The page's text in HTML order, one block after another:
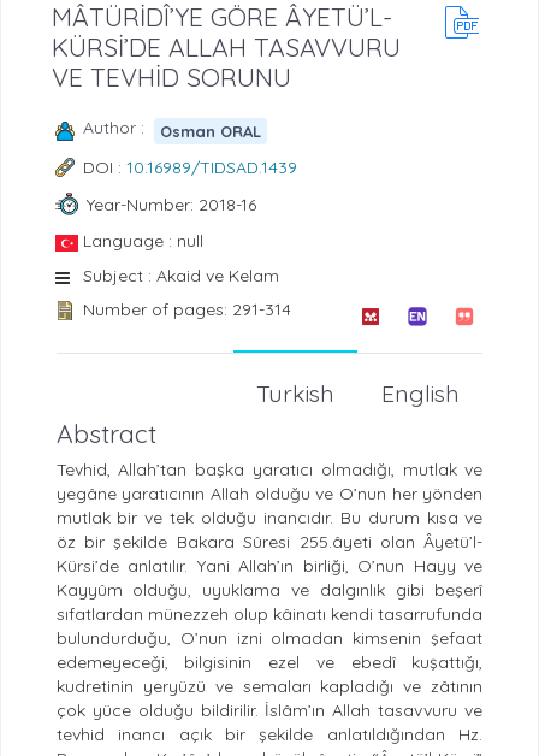
MÂTÜRİDÎ’YE GÖRE ÂYETÜ’L-
KÜRSİ’DE ALLAH TASAVVURU
VE TEVHİD SORUNU
Author : Osman ORAL
DOI : 10.16989/TIDSAD.1439
Year-Number: 2018-16
Language : null
Subject : Akaid ve Kelam
Number of pages: 291-314
English
Turkish
Abstract
Tevhid, Allah’tan başka yaratıcı olmadığı, mutlak ve
yegâne yaratıcının Allah olduğu ve O’nun her yönden
mutlak bir ve tek olduğu inancıdır. Bu durum kısa ve
öz bir şekilde Bakara Sûresi 255.âyeti olan Âyetü’l-
Kürsi’de anlatılır. Yani Allah’ın birliği, O’nun Hayy ve
Kayyûm olduğu, uyuklama ve dalgınlık gibi beşerî
sıfatlardan münezzeh olup kâinatı kendi tasarrufunda
bulundurduğu, O’nun izni olmadan kimsenin şefaat
edemeyeceği, bilgisinin ezel ve ebedî kuşattığı,
kudretinin yeryüzü ve semaları kapladığı ve zâtının
çok yüce olduğu bildirilir. İslâm’ın Allah tasavvuru ve
tevhid inancı açık bir şekilde anlatıldığından Hz.